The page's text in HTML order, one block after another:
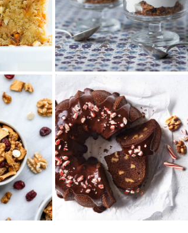
るみ
ープ
香ばし
の食感が
っとり濃
くるみとベリーのトラ
イフル
香ばしいくるみのグラノーラに
ベリーとくるみをトッピングし
た愛らしいデザート☆朝食や軽
食、多めに作って...